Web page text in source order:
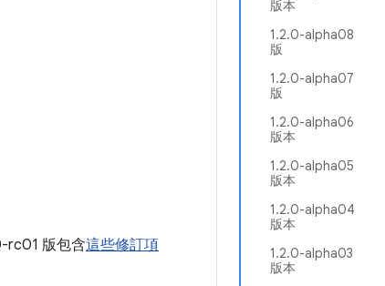
版本
1.2.0-alpha08
版
1.2.0-alpha07
版
1.2.0-alpha06
版本
1.2.0-alpha05
版本
1.2.0-alpha04
版本
1.2.0-alpha03
版本
rc01 版包含這些修訂項